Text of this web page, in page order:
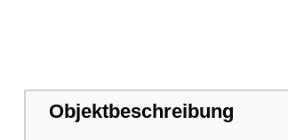
Objektbeschreibung